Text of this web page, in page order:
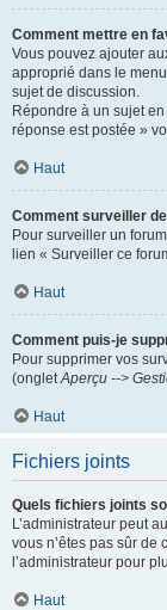
Comment mettre en
Vous pouvez ajouter
approprié dans le
sujet de discussion.
Répondre à un sujet
réponse est postée »
Haut
Comment surveiller
Pour surveiller un
lien « Surveiller ce
Haut
Comment puis-je
Pour supprimer vos
(ongletAperçu -->
Haut
Fichiers joints
Quels fichiers joints
L’administrateur peut
vous n’êtes pas sûr de
l’administrateur pour
Haut